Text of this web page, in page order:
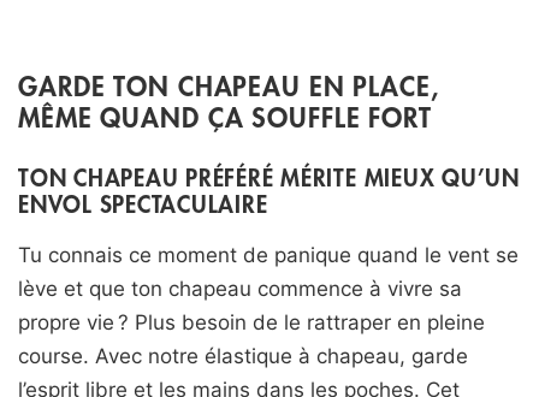
GARDE TON CHAPEAU EN PLACE,
MÊME QUAND ÇA SOUFFLE FORT
TON CHAPEAU PRÉFÉRÉ MÉRITE MIEUX QU’UN
ENVOL SPECTACULAIRE
Tu connais ce moment de panique quand le vent se
lève et que ton chapeau commence à vivre sa
propre vie ? Plus besoin de le rattraper en pleine
course. Avec notre élastique à chapeau, garde
l’esprit libre et les mains dans les poches. Cet